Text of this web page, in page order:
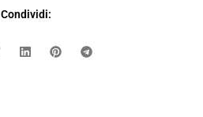
Condividi: